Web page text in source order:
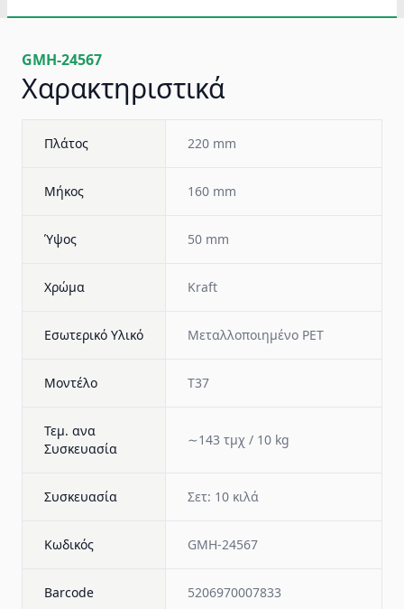
GMH-24567
Χαρακτηριστικά
Πλάτος 220 mm
Μήκος 160 mm
Ύψος 50 mm
Χρώμα Kraft
Εσωτερικό Υλικό Μεταλλοποιημένο PET
Μοντέλο T37
Τεμ. ανα
Συσκευασία
∼143 τμχ / 10 kg
Συσκευασία Σετ: 10 κιλά
Κωδικός GMH-24567
Barcode 5206970007833